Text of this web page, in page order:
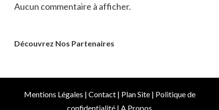
Aucun commentaire à afficher.
Découvrez Nos Partenaires
Mentions Légales | Contact| Plan Site| Politique de
confidentialité | A Propos